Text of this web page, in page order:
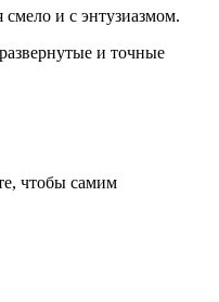
и с энтузиазмом.
и точные
чтобы самим